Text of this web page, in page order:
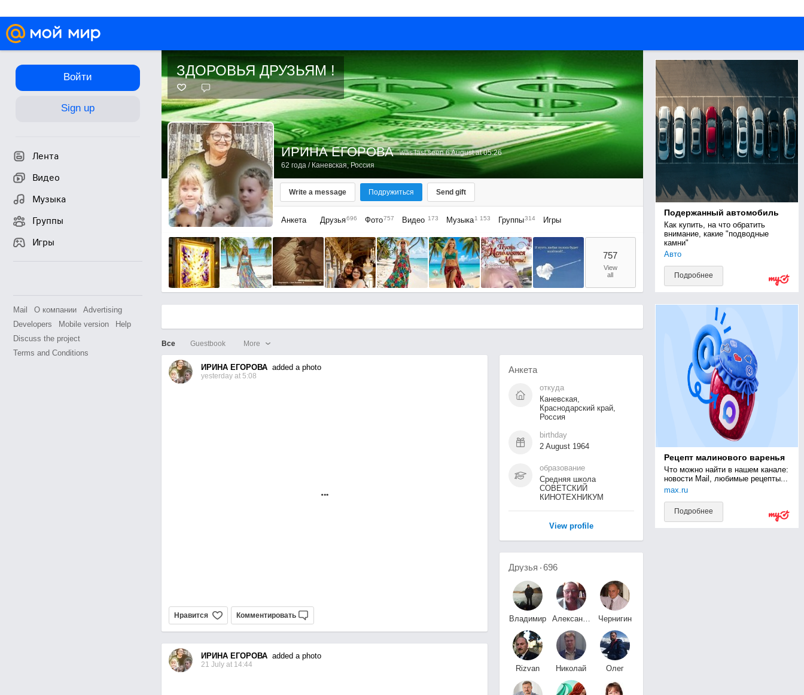
Войти
Sign up
Лента
Видео
Музыка
Группы
Игры
Mail О компании
Advertising
Developers
Mobile version
Help
Discuss the project
Terms and Conditions
ИРИНА ЕГОРОВА
was last seen 6 August at 05:26
62 года/ Каневская, Россия
ЗДОРОВЬЯ ДРУЗЬЯМ !
Write a message Подружиться Send gift
Анкета Друзья696 Фото757 Видео 173 Музыка 1 153 Группы314 Игры
757
View
all
Все Guestbook More
ИРИНА ЕГОРОВАadded a photo
yesterday at 5:08
Нравится Комментировать
ИРИНА ЕГОРОВАadded a photo
21 July at 14:44
Анкета
откуда
Каневская,
Краснодарский край,
Россия
birthday
2 August 1964
образование
Средняя школа
СОВЕТСКИЙ
КИНОТЕХНИКУМ
View profile
Подержанный автомобиль
Как купить, на что обратить
внимание, какие "подводные
камни"
Авто
Подробнее
Рецепт малинового варенья
Что можно найти в нашем канале:
новости Mail, любимые рецепты...
max.ru
Подробнее
Друзья 696
Владимир
Александр
Чернигин
Rizvan
Николай
Олег